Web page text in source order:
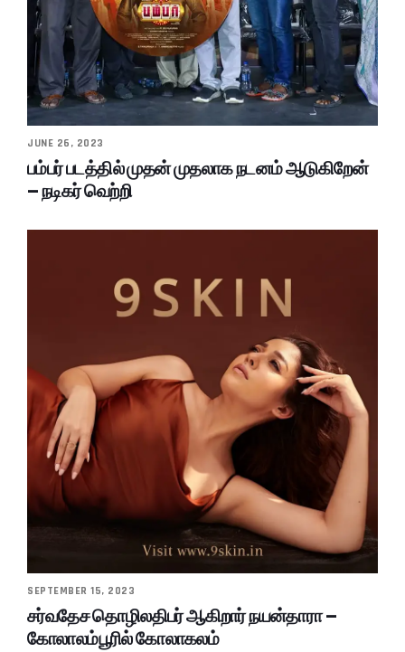
JUNE 26, 2023
பம்பர் படத்தில் முதன் முதலாக நடனம் ஆடுகிறேன்
– நடிகர் வெற்றி
SEPTEMBER 15, 2023
சர்வதேச தொழிலதிபர் ஆகிறார் நயன்தாரா –
கோலாலம்பூரில் கோலாகலம்